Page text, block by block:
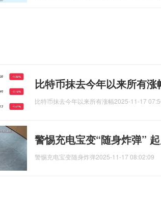
比特币抹去今年以来所有
比特币抹去今年以来所有涨幅2025-11-17
警惕充电宝变“随身炸弹”
警惕充电宝变随身炸弹2025-11-17 08:02:09